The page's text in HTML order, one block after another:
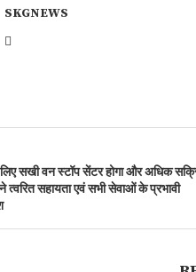
SKGNEWS
लिए सखी वन स्टॉप सेंटर होगा और अधिक
त्वरित सहायता एवं सभी सेवाओं के प्रभावी